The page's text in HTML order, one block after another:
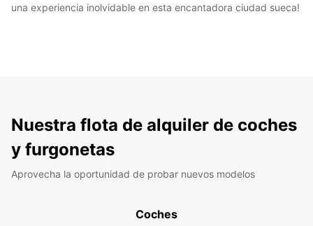
una experiencia inolvidable en esta encantadora ciudad sueca!
Nuestra flota de alquiler de coches
y furgonetas
Aprovecha la oportunidad de probar nuevos modelos
Coches